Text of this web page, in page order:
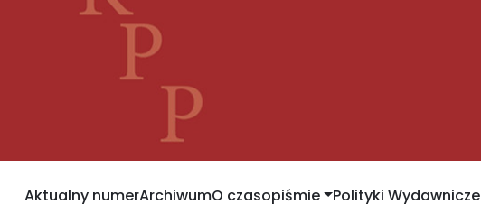
Aktualny numerArchiwumO czasopiśmie Polityki Wydawnicze